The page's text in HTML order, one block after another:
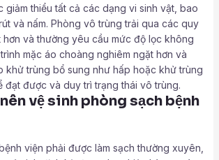
giảm thiểu tất cả các dạng vi sinh vật, bao
và nấm. Phòng vô trùng trải qua các quy
hơn và thường yêu cầu mức độ lọc không
mặc áo choàng nghiêm ngặt hơn và
khử trùng bổ sung như hấp hoặc khử trùng
đạt được và duy trì trạng thái vô trùng.
vệ sinh phòng sạch bệnh
viện phải được làm sạch thường xuyên,